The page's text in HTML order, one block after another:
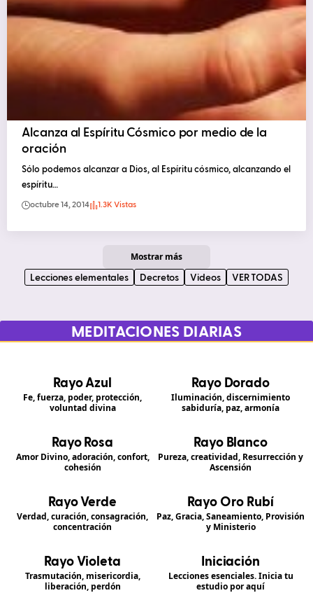
Alcanza al Espíritu Cósmico por medio de la
oración
Sólo podemos alcanzar a Dios, al Espíritu cósmico, alcanzando el
espíritu…
octubre 14, 2014 1.3K Vistas
Mostrar más
Lecciones elementales Decretos Videos VER TODAS
MEDITACIONES DIARIAS
Rayo Azul
Fe, fuerza, poder, protección,
voluntad divina
Rayo Dorado
Iluminación, discernimiento
sabiduría, paz, armonía
Rayo Rosa
Amor Divino, adoración, confort,
cohesión
Rayo Blanco
Pureza, creatividad, Resurrección y
Ascensión
Rayo Verde
Verdad, curación, consagración,
concentración
Rayo Oro Rubí
Paz, Gracia, Saneamiento, Provisión
y Ministerio
Rayo Violeta
Trasmutación, misericordia,
liberación, perdón
Iniciación
Lecciones esenciales. Inicia tu
estudio por aquí